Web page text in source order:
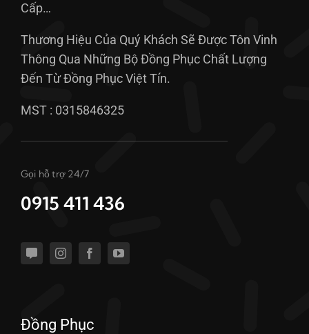
Cấp…
Thương Hiệu Của Quý Khách Sẽ Được Tôn Vinh
Thông Qua Những Bộ Đồng Phục Chất Lượng
Đến Từ Đồng Phục Việt Tín.
MST : 0315846325
Gọi hỗ trợ 24/7
0915 411 436
Đồng Phục